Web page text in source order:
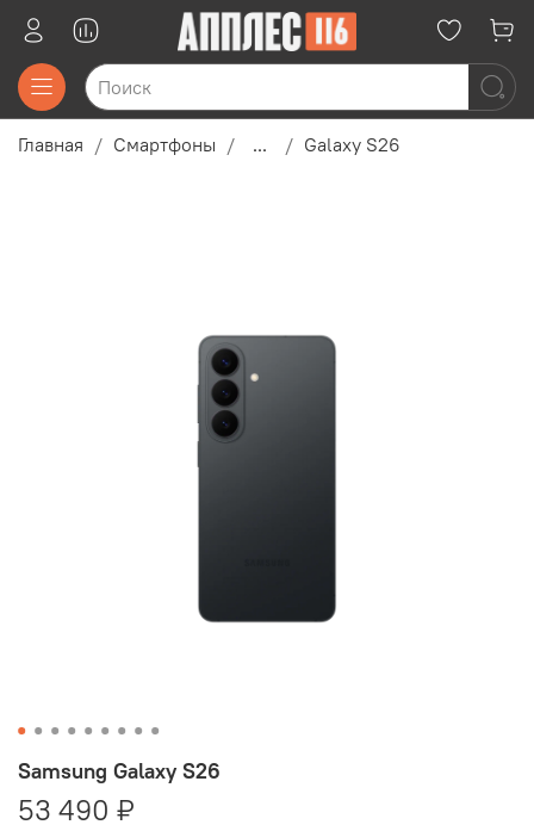
Главная Смартфоны ... Galaxy S26
Samsung Galaxy S26
53 490 ₽